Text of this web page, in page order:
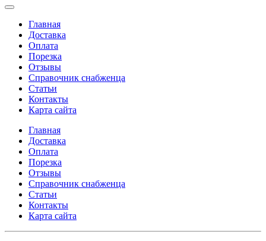
Главная
Доставка
Оплата
Порезка
Отзывы
Справочник снабженца
Статьи
Контакты
Карта сайта
Главная
Доставка
Оплата
Порезка
Отзывы
Справочник снабженца
Статьи
Контакты
Карта сайта